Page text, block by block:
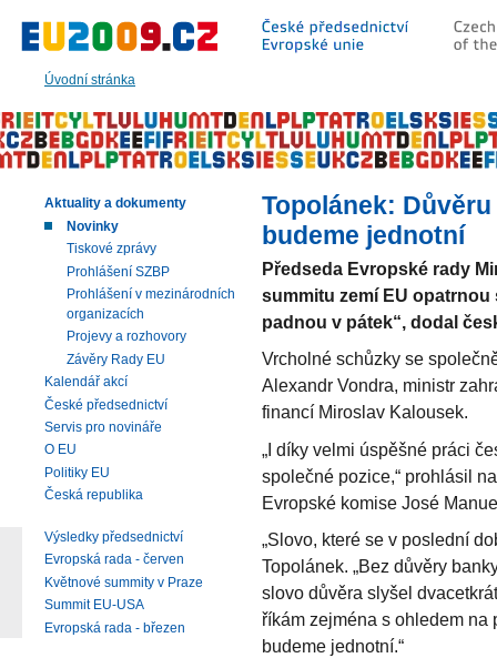
Úvodní stránka
hlavní
|
navigaci
|
vyhledávání
Topolánek:
budeme jednotní
Předseda Evropské rady
summitu zemí EU
padnou v pátek“, dodal
Vrcholné schůzky se
Alexandr Vondra, ministr
financí Miroslav Kalousek.
„I díky velmi úspěšné práci
společné pozice,“ prohlásil
Evropské komise José
„Slovo, které se v poslední
Topolánek. „Bez důvěry
slovo důvěra slyšel
říkám zejména s ohledem na
budeme jednotní.“
Aktuality a dokumenty
Novinky
Tiskové zprávy
Prohlášení SZBP
Prohlášení v mezinárodních
organizacích
Projevy a rozhovory
Závěry Rady EU
Kalendář akcí
České předsednictví
Servis pro novináře
O EU
Politiky EU
Česká republika
Výsledky předsednictví
Evropská rada - červen
Květnové summity v Praze
Summit EU-USA
Evropská rada - březen